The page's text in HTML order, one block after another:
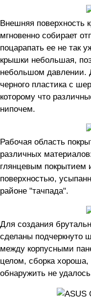
Внешняя поверхность
мгновенно собирает
поцарапать ее не так
крышки небольшая,
небольшом давлении.
черного пластика с
которому что
нипочем.
Рабочая область
различных
глянцевым покрытием
поверхностью,
районе "тачпада".
Для создания
сделаны подчеркнуто
между корпусными
целом, сборка хороша,
обнаружить не